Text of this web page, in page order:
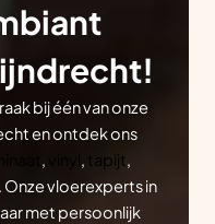
bij één van onze
en ontdek ons
, , tapijt,
. Onze vloerexperts in
met persoonlijk